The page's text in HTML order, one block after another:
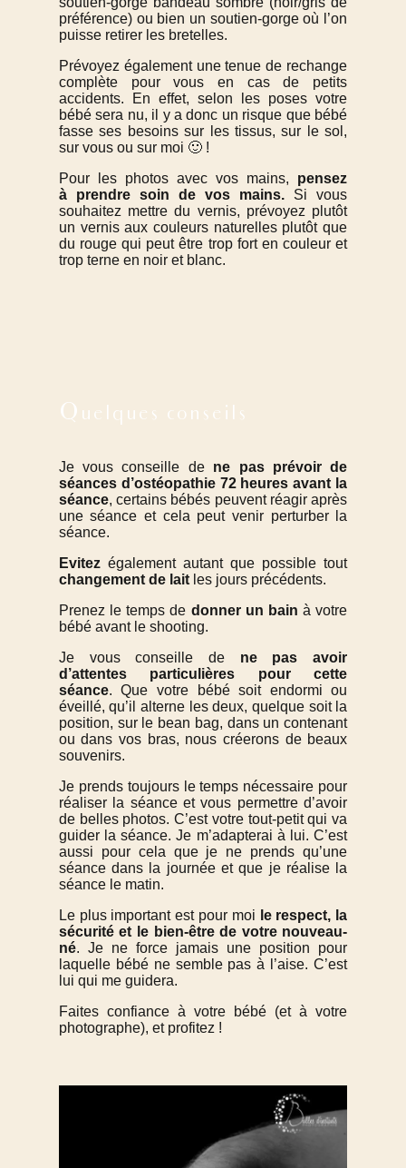
préférence) ou bien un soutien-gorge où l’on
puisse retirer les bretelles.
Prévoyez également une tenue de rechange
complète pour vous en cas de petits
accidents. En effet, selon les poses votre
bébé sera nu, il y a donc un risque que bébé
fasse ses besoins sur les tissus, sur le sol,
sur vous ou sur moi 🙂 !
Pour les photos avec vos mains, pensez
à prendre soin de vos mains. Si vous
souhaitez mettre du vernis, prévoyez plutôt
un vernis aux couleurs naturelles plutôt que
du rouge qui peut être trop fort en couleur et
trop terne en noir et blanc.
Quelques conseils
Je vous conseille de ne pas prévoir de
séances d’ostéopathie 72 heures avant la
séance, certains bébés peuvent réagir après
une séance et cela peut venir perturber la
séance.
Evitezégalement autant que possible tout
changement de laitles jours précédents.
Prenez le temps de donner un bain à votre
bébé avant le shooting.
Je vous conseille de ne pas avoir
d’attentes particulières pour cette
séance. Que votre bébé soit endormi ou
éveillé, qu’il alterne les deux, quelque soit la
position, sur le bean bag, dans un contenant
ou dans vos bras, nous créerons de beaux
souvenirs.
Je prends toujours le temps nécessaire pour
réaliser la séance et vous permettre d’avoir
de belles photos. C’est votre tout-petit qui va
guider la séance. Je m’adapterai à lui. C’est
aussi pour cela que je ne prends qu’une
séance dans la journée et que je réalise la
séance le matin.
Le plus important est pour moi le respect, la
sécurité et le bien-être de votre nouveau-
né. Je ne force jamais une position pour
laquelle bébé ne semble pas à l’aise. C’est
lui qui me guidera.
Faites confiance à votre bébé (et à votre
photographe), et profitez !